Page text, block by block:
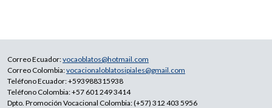
Correo Ecuador:vocaoblatos@hotmail.com
Correo Colombia:vocacionaloblatosipiales@gmail.com
Teléfono Ecuador: +593988315938
Teléfono Colombia: +57 601 249 3414
Dpto. Promoción Vocacional Colombia: (+57) 312 403 5956